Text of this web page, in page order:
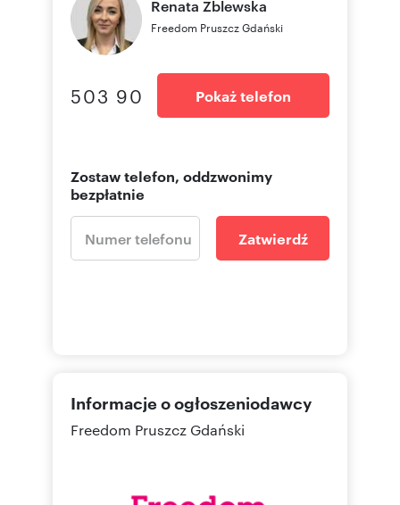
Renata Zblewska
Freedom Pruszcz Gdański
503 90 Pokaż telefon
Zostaw telefon, oddzwonimy
bezpłatnie
Zatwierdź
Informacje o ogłoszeniodawcy
Freedom Pruszcz Gdański